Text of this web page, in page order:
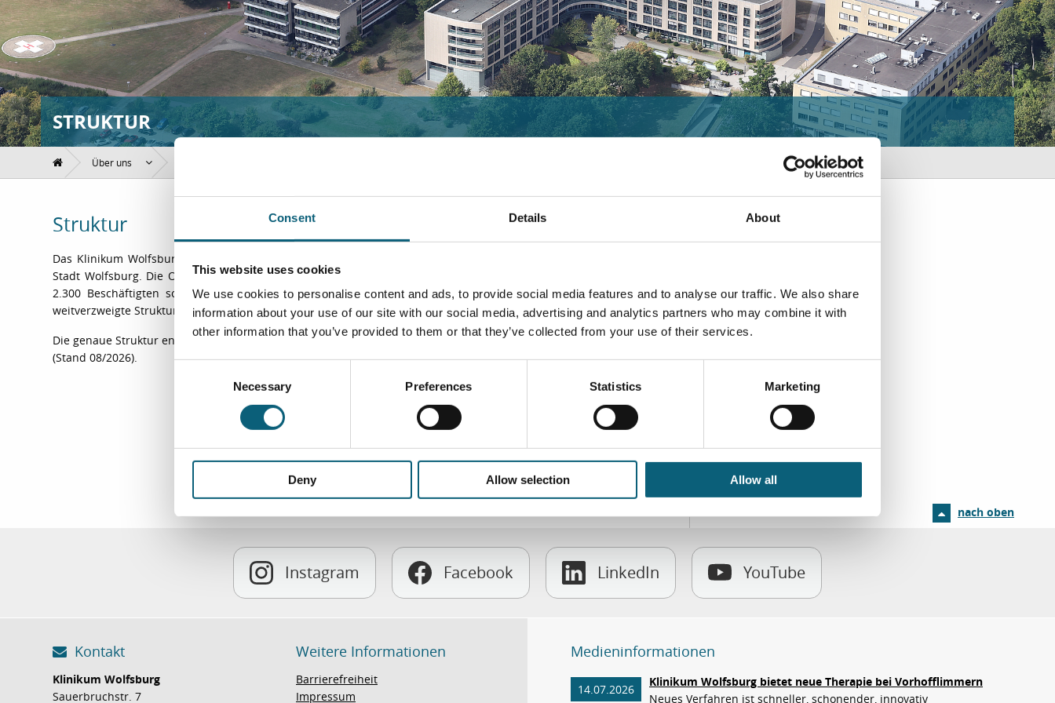
Consent Details About
This website uses cookies
We use cookies to personalise content and ads, to provide social media features and to analyse our traffic. We also share
information about your use of our site with our social media, advertising and analytics partners who may combine it with
other information that you’ve provided to them or that they’ve collected from your use of their services.
e
Necessary Preferences Statistics Marketing
Deny Allow selection Allow all
STRUKTUR
Über uns
Struktur
Das Klinikum Wolfsburg befindet sich in öffentlicher Trägerschaft der
Stadt Wolfsburg. Die Organisation unseres Klinikums mit seinen rund
2.300 Beschäftigten sowie 20 Kliniken und Instituten erfordert eine
weitverzweigte Struktur.
Die genaue Struktur entnehmen Sie bitte unseremOrganigramm
(Stand 08/2026).
Kontakt
Tel. 05361 80-0
Fax 05361 80-1221
nach oben
Instagram Facebook LinkedIn YouTube
Kontakt
Klinikum Wolfsburg
Sauerbruchstr. 7
Weitere Informationen
Barrierefreiheit
Impressum
Medieninformationen
14.07.2026
Klinikum Wolfsburg bietet neue Therapie bei Vorhofflimmern
Neues Verfahren ist schneller, schonender, innovativ